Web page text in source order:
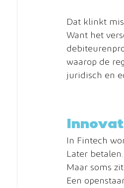
Dat klinkt
Want het
waarop de
juridisch en
In Fintech
Later
Maar soms
Een